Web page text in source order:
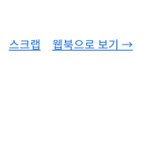
웹북으로 보기 →
스크랩